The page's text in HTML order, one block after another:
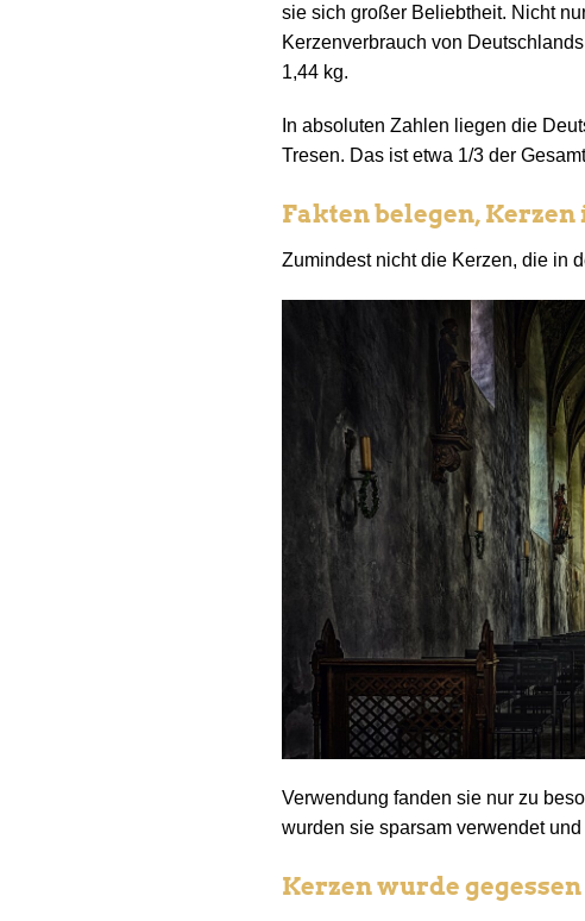
sie sich großer Beliebtheit. Nicht
Kerzenverbrauch von
1,44 kg.
In absoluten Zahlen liegen die
Tresen. Das ist etwa 1/3 der
Fakten belegen,
Zumindest nicht die Kerzen, die in
Verwendung fanden sie nur zu
wurden sie sparsam verwendet
Kerzen wurde gegessen